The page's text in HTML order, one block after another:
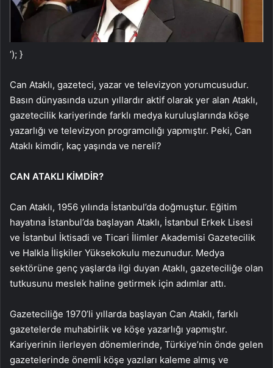
‘); }
Can Ataklı, gazeteci, yazar ve televizyon yorumcusudur.
Basın dünyasında uzun yıllardır aktif olarak yer alan Ataklı,
gazetecilik kariyerinde farklı medya kuruluşlarında köşe
yazarlığı ve televizyon programcılığı yapmıştır. Peki, Can
Ataklı kimdir, kaç yaşında ve nereli?
CAN ATAKLI KİMDİR?
Can Ataklı, 1956 yılında İstanbul’da doğmuştur. Eğitim
hayatına İstanbul’da başlayan Ataklı, İstanbul Erkek Lisesi
ve İstanbul İktisadi ve Ticari İlimler Akademisi Gazetecilik
ve Halkla İlişkiler Yüksekokulu mezunudur. Medya
sektörüne genç yaşlarda ilgi duyan Ataklı, gazeteciliğe olan
tutkusunu meslek haline getirmek için adımlar attı.
Gazeteciliğe 1970’li yıllarda başlayan Can Ataklı, farklı
gazetelerde muhabirlik ve köşe yazarlığı yapmıştır.
Kariyerinin ilerleyen dönemlerinde, Türkiye’nin önde gelen
gazetelerinde önemli köşe yazıları kaleme almış ve